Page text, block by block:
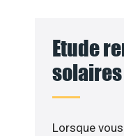
Etude
solaires
Lorsque